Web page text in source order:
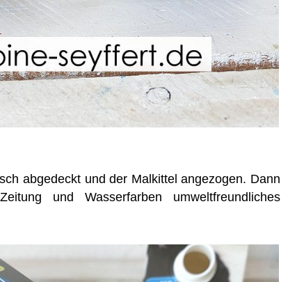
abgedeckt und der Malkittel angezogen. Dann
und Wasserfarben umweltfreundliches